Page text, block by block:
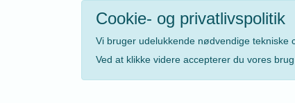
Cookie- og privatlivspolitik
Vi bruger udelukkende nødvendige tekniske
Ved at klikke videre accepterer du vores brug